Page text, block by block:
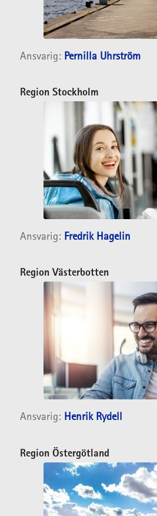
Ansvarig: Pernilla Uhrström
Region Stockholm
Ansvarig: Fredrik Hagelin
Region Västerbotten
Ansvarig: Henrik Rydell
Region Östergötland